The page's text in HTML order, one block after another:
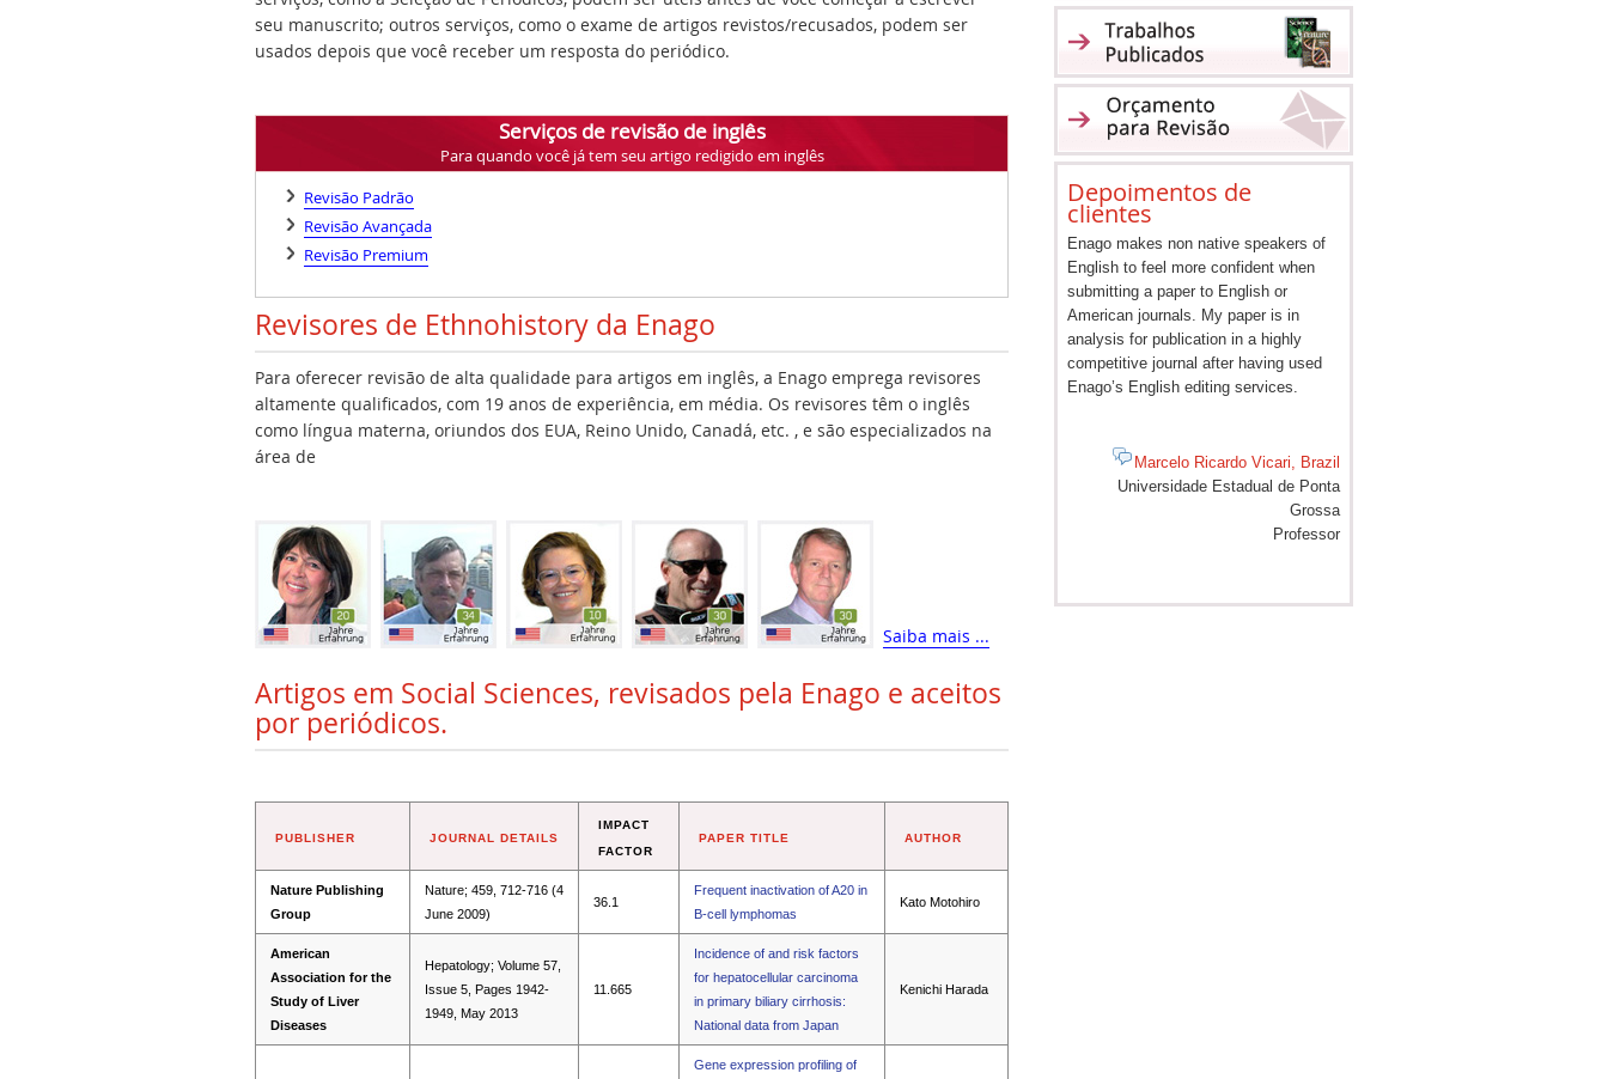
seu manuscrito; outros serviços, como o exame de artigos revistos/recusados, podem ser
usados depois que você receber um resposta do periódico.
Serviços de revisão de inglês
Para quando você já tem seu artigo redigido em inglês
Revisão Padrão
Revisão Avançada
Revisão Premium
Revisores de Ethnohistory da Enago
Para oferecer revisão de alta qualidade para artigos em inglês, a Enago emprega revisores
altamente qualificados, com 19 anos de experiência, em média. Os revisores têm o inglês
como língua materna, oriundos dos EUA, Reino Unido, Canadá, etc. , e são especializados na
área de
Saiba mais ...
Artigos em Social Sciences, revisados pela Enago e aceitos
por periódicos.
PUBLISHER JOURNAL DETAILS
IMPACT
FACTOR
PAPER TITLE AUTHOR
Nature Publishing
Group
Nature; 459, 712-716 (4
June 2009)
36.1
Frequent inactivation of A20 in
B-cell lymphomas
Kato Motohiro
American
Association for the
Study of Liver
Diseases
Hepatology; Volume 57,
Issue 5, Pages 1942-
1949, May 2013
11.665
Incidence of and risk factors
for hepatocellular carcinoma
in primary biliary cirrhosis:
National data from Japan
Kenichi Harada
Gene expression profiling of
Depoimentos de
clientes
Enago makes non native speakers of
English to feel more confident when
submitting a paper to English or
American journals. My paper is in
analysis for publication in a highly
competitive journal after having used
Enago’s English editing services.
Marcelo Ricardo Vicari, Brazil
Universidade Estadual de Ponta
Grossa
Professor